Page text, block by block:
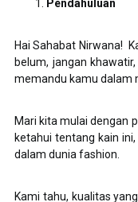
Pendahuluan
Hai Sahabat Nirwana!
belum, jangan
memandu kamu dalam
Mari kita mulai dengan
ketahui tentang kain
dalam dunia fashion.
Kami tahu, kualitas